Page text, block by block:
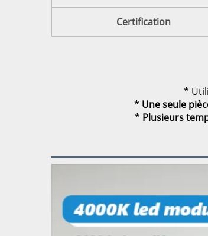
Certification
*
* Une seule
* Plusieurs